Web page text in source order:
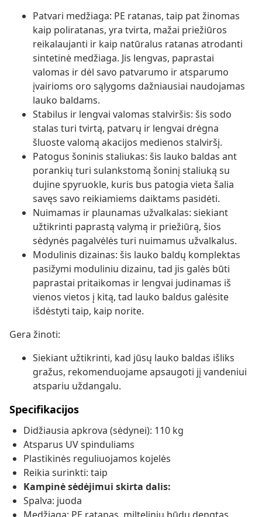
Patvari medžiaga: PE ratanas, taip pat žinomas
kaip poliratanas, yra tvirta, mažai priežiūros
reikalaujanti ir kaip natūralus ratanas atrodanti
sintetinė medžiaga. Jis lengvas, paprastai
valomas ir dėl savo patvarumo ir atsparumo
įvairioms oro sąlygoms dažniausiai naudojamas
lauko baldams.
Stabilus ir lengvai valomas stalviršis: šis sodo
stalas turi tvirtą, patvarų ir lengvai drėgna
šluoste valomą akacijos medienos stalviršį.
Patogus šoninis staliukas: šis lauko baldas ant
porankių turi sulankstomą šoninį staliuką su
dujine spyruokle, kuris bus patogia vieta šalia
savęs savo reikiamiems daiktams pasidėti.
Nuimamas ir plaunamas užvalkalas: siekiant
užtikrinti paprastą valymą ir priežiūrą, šios
sėdynės pagalvėlės turi nuimamus užvalkalus.
Modulinis dizainas: šis lauko baldų komplektas
pasižymi moduliniu dizainu, tad jis galės būti
paprastai pritaikomas ir lengvai judinamas iš
vienos vietos į kitą, tad lauko baldus galėsite
išdėstyti taip, kaip norite.
Gera žinoti:
Siekiant užtikrinti, kad jūsų lauko baldas išliks
gražus, rekomenduojame apsaugoti jį vandeniui
atspariu uždangalu.
Specifikacijos
Didžiausia apkrova (sėdynei): 110 kg
Atsparus UV spinduliams
Plastikinės reguliuojamos kojelės
Reikia surinkti: taip
Kampinė sėdėjimui skirta dalis:
Spalva: juoda